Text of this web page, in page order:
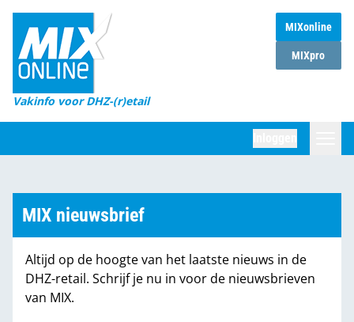
MIXonline
MIXpro
Vakinfo voor DHZ-(r)etail
Home
Magazines
DHZ Sessie
Marktcijfers
Partners
MIX nieuwsbrief
Altijd op de hoogte van het laatste nieuws in de
DHZ-retail. Schrijf je nu in voor de nieuwsbrieven
van MIX.